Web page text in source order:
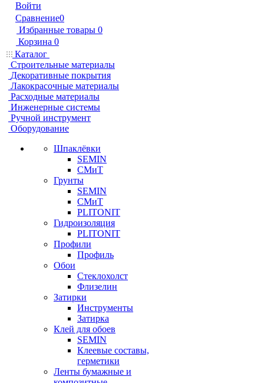
Войти
Сравнение0
Избранные товары 0
Корзина 0
Каталог
Строительные материалы
Декоративные покрытия
Лакокрасочные материалы
Расходные материалы
Инженерные системы
Ручной инструмент
Оборудование
Шпаклёвки
SEMIN
СМиТ
Грунты
SEMIN
СМиТ
PLITONIT
Гидроизоляция
PLITONIT
Профили
Профиль
Обои
Стеклохолст
Флизелин
Затирки
Инструменты
Затирка
Клей для обоев
SEMIN
Клеевые составы,
герметики
Ленты бумажные и